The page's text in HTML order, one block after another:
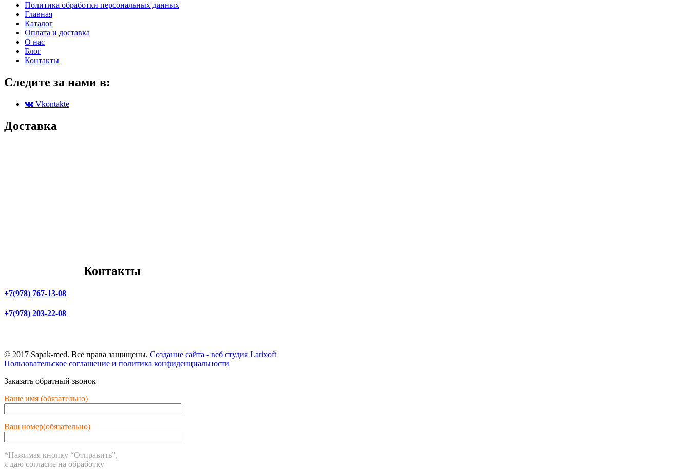
Политика обработки персональных данных
Главная
Каталог
Оплата и доставка
О нас
Блог
Контакты
Следите за нами в:
Vkontakte
Доставка
Контакты
+7(978) 767-13-08
+7(978) 203-22-08
© 2017 Sapak-med. Все права защищены. Создание сайта - веб студия Larixoft
Пользовательское соглашение и политика конфиденциальности
Заказать обратный звонок
Ваше имя (обязательно)
Ваш номер(обязательно)
*Нажимая кнопку “Отправить”,
я даю согласие на обработку